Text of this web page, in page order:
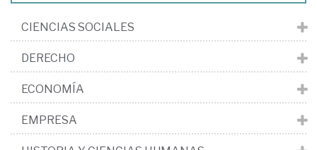
CIENCIAS SOCIALES
DERECHO
ECONOMÍA
EMPRESA